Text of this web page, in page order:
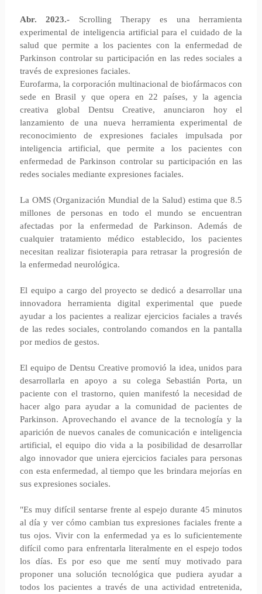
Abr. 2023.- Scrolling Therapy es una herramienta
experimental de inteligencia artificial para el cuidado de la
salud que permite a los pacientes con la enfermedad de
Parkinson controlar su participación en las redes sociales a
través de expresiones faciales.
Eurofarma, la corporación multinacional de biofármacos con
sede en Brasil y que opera en 22 países, y la agencia
creativa global Dentsu Creative, anunciaron hoy el
lanzamiento de una nueva herramienta experimental de
reconocimiento de expresiones faciales impulsada por
inteligencia artificial, que permite a los pacientes con
enfermedad de Parkinson controlar su participación en las
redes sociales mediante expresiones faciales.
La OMS (Organización Mundial de la Salud) estima que 8.5
millones de personas en todo el mundo se encuentran
afectadas por la enfermedad de Parkinson. Además de
cualquier tratamiento médico establecido, los pacientes
necesitan realizar fisioterapia para retrasar la progresión de
la enfermedad neurológica.
El equipo a cargo del proyecto se dedicó a desarrollar una
innovadora herramienta digital experimental que puede
ayudar a los pacientes a realizar ejercicios faciales a través
de las redes sociales, controlando comandos en la pantalla
por medios de gestos.
El equipo de Dentsu Creative promovió la idea, unidos para
desarrollarla en apoyo a su colega Sebastián Porta, un
paciente con el trastorno, quien manifestó la necesidad de
hacer algo para ayudar a la comunidad de pacientes de
Parkinson. Aprovechando el avance de la tecnología y la
aparición de nuevos canales de comunicación e inteligencia
artificial, el equipo dio vida a la posibilidad de desarrollar
algo innovador que uniera ejercicios faciales para personas
con esta enfermedad, al tiempo que les brindara mejorías en
sus expresiones sociales.
"Es muy difícil sentarse frente al espejo durante 45 minutos
al día y ver cómo cambian tus expresiones faciales frente a
tus ojos. Vivir con la enfermedad ya es lo suficientemente
difícil como para enfrentarla literalmente en el espejo todos
los días. Es por eso que me sentí muy motivado para
proponer una solución tecnológica que pudiera ayudar a
todos los pacientes a través de una actividad entretenida,